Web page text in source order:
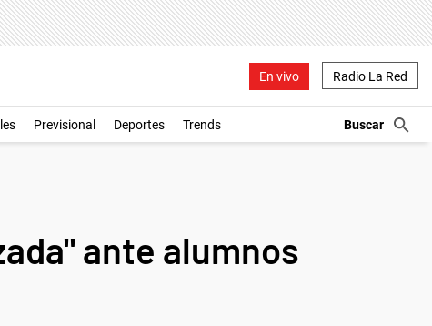
En vivo Radio La Red
Previsional Deportes Trends
ante alumnos